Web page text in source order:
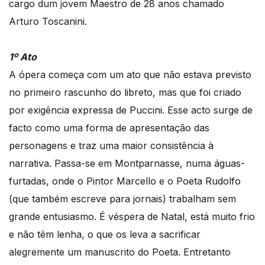
cargo dum jovem Maestro de 28 anos chamado
Arturo Toscanini.
1º Ato
A ópera começa com um ato que não estava previsto
no primeiro rascunho do libreto, mas que foi criado
por exigência expressa de Puccini. Esse acto surge de
facto como uma forma de apresentação das
personagens e traz uma maior consistência à
narrativa. Passa-se em Montparnasse, numa águas-
furtadas, onde o Pintor Marcello e o Poeta Rudolfo
(que também escreve para jornais) trabalham sem
grande entusiasmo. É véspera de Natal, está muito frio
e não têm lenha, o que os leva a sacrificar
alegremente um manuscrito do Poeta. Entretanto